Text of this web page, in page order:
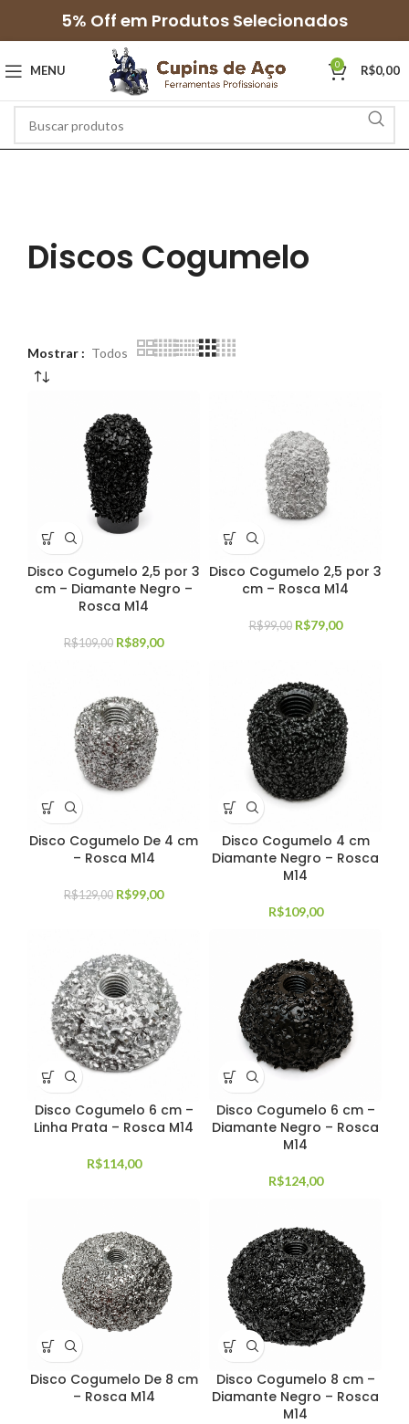
5% Off em Produtos Selecionados
MENU 0 R$0,00
Discos Cogumelo
Mostrar Todos
Disco Cogumelo 2,5 por 3
cm – Diamante Negro –
Rosca M14
R$109,00 R$89,00
Disco Cogumelo 2,5 por 3
cm – Rosca M14
R$99,00 R$79,00
Disco Cogumelo De 4 cm
– Rosca M14
R$129,00 R$99,00
Disco Cogumelo 4 cm
Diamante Negro – Rosca
M14
R$109,00
Disco Cogumelo 6 cm –
Linha Prata – Rosca M14
R$114,00
Disco Cogumelo 6 cm –
Diamante Negro – Rosca
M14
R$124,00
Disco Cogumelo De 8 cm
– Rosca M14
Disco Cogumelo 8 cm –
Diamante Negro – Rosca
M14